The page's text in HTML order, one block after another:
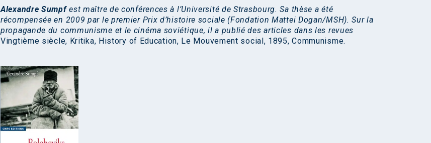
Alexandre Sumpfest maître de conférences à l’Université de Strasbourg. Sa thèse a été
récompensée en 2009 par le premier Prix d’histoire sociale (Fondation Mattei Dogan/MSH). Sur la
propagande du communisme et le cinéma soviétique, il a publié des articles dans les revues
Vingtième siècle, Kritika, History of Education, Le Mouvement social, 1895, Communisme.